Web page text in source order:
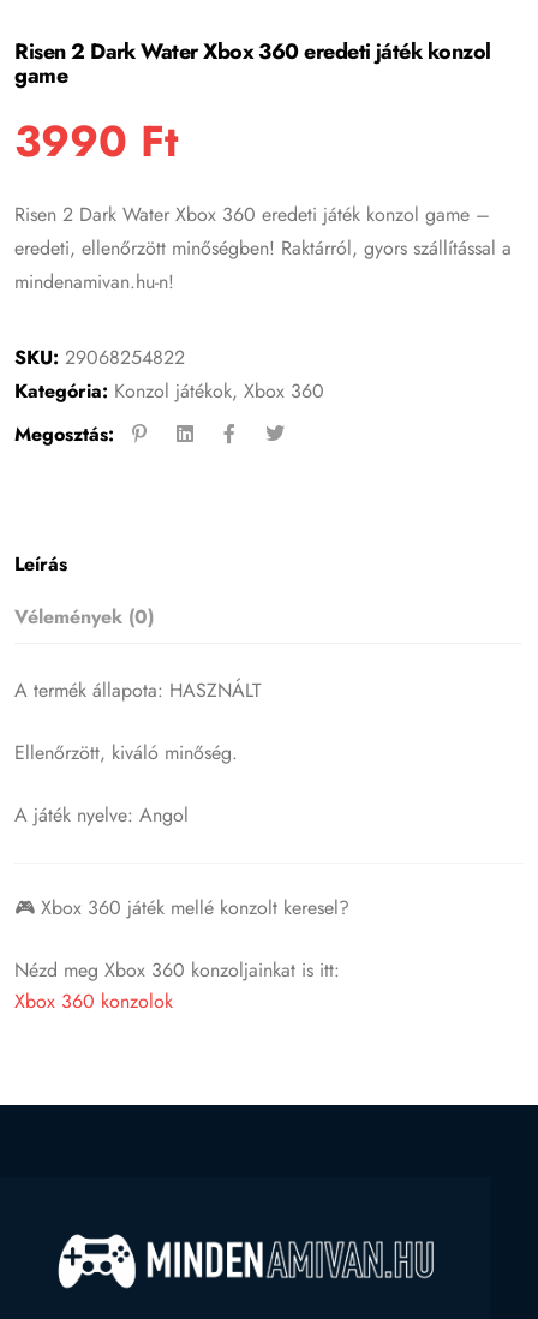
Risen 2 Dark Water Xbox 360 eredeti játék konzol
game
3990 Ft
Risen 2 Dark Water Xbox 360 eredeti játék konzol game –
eredeti, ellenőrzött minőségben! Raktárról, gyors szállítással a
mindenamivan.hu-n!
SKU:29068254822
Kategória: Konzol játékok,Xbox 360
Megosztás:
Leírás
Vélemények (0)
A termék állapota: HASZNÁLT
Ellenőrzött, kiváló minőség.
A játék nyelve: Angol
🎮 Xbox 360 játék mellé konzolt keresel?
Nézd meg Xbox 360 konzoljainkat is itt:
Xbox 360 konzolok